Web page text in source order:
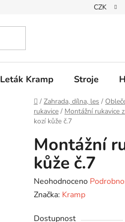
Podmínky ochrany
CZK
Leták Kramp Stroje
Domů
/ Zahrada, dílna, les /
rukavice / Montážní rukavice
kozí kůže č.7
Montážní
kůže č.7
Průměrné
hodnocení
Neohodnoceno
Značka: Kramp
Dostupnost